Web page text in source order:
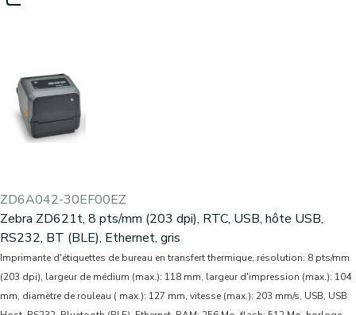
ZD6A042-30EF00EZ
Zebra ZD621t, 8 pts/mm (203 dpi), RTC, USB, hôte USB,
RS232, BT (BLE), Ethernet, gris
Imprimante d'étiquettes de bureau en transfert thermique, résolution: 8 pts/mm
(203 dpi), largeur de médium (max.): 118 mm, largeur d'impression (max.): 104
mm, diamètre de rouleau ( max.): 127 mm, vitesse (max.): 203 mm/s, USB, USB